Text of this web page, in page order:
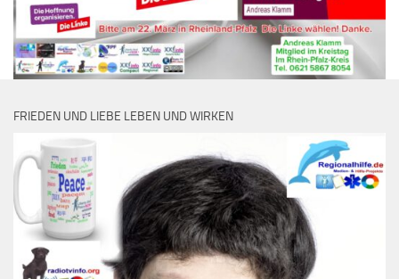
FRIEDEN UND LIEBE LEBEN UND WIRKEN